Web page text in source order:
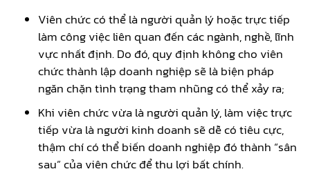
Viên chức có thể là người quản lý hoặc trực tiếp
làm công việc liên quan đến các ngành, nghề, lĩnh
vực nhất định. Do đó, quy định không cho viên
chức thành lập doanh nghiệp sẽ là biện pháp
ngăn chặn tình trạng tham nhũng có thể xảy ra;
Khi viên chức vừa là người quản lý, làm việc trực
tiếp vừa là người kinh doanh sẽ dễ có tiêu cực,
thậm chí có thể biến doanh nghiệp đó thành “sân
sau” của viên chức để thu lợi bất chính.